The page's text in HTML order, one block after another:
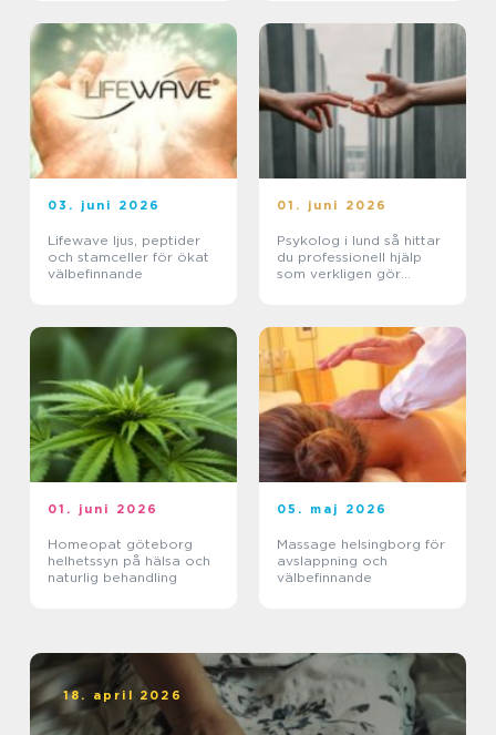
03. juni 2026
Lifewave ljus, peptider
och stamceller för ökat
välbefinnande
01. juni 2026
Psykolog i lund så hittar
du professionell hjälp
som verkligen gör
01. juni 2026
Homeopat göteborg
helhetssyn på hälsa och
naturlig behandling
05. maj 2026
Massage helsingborg för
avslappning och
välbefinnande
18. april 2026